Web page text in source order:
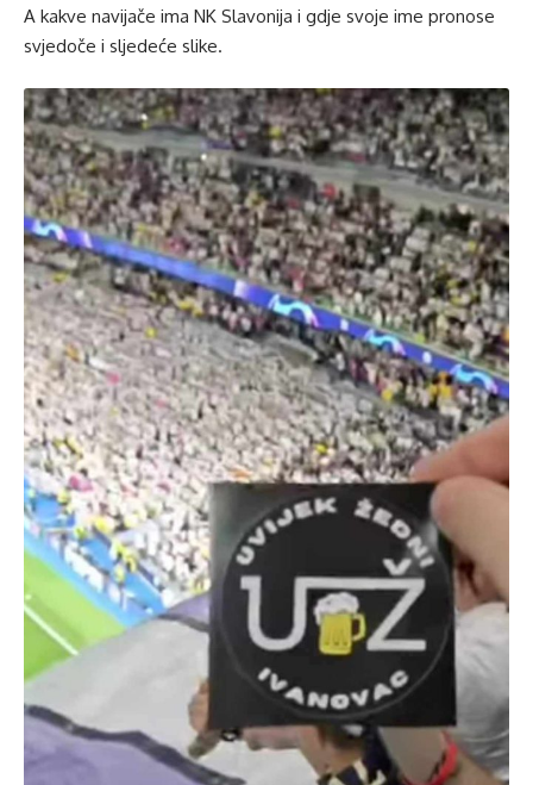
A kakve navijače ima NK Slavonija i gdje svoje ime pronose
svjedoče i sljedeće slike.